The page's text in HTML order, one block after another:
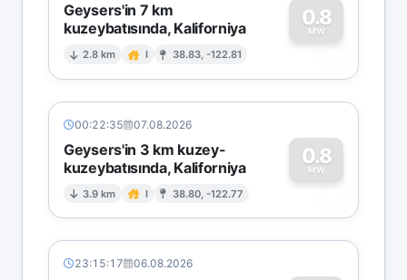
Geysers'in 7 km
kuzeybatısında, Kaliforniya
2.8 km I 38.83, -122.81
0.8
MW
0
00:22:35 07.08.2026
Geysers'in 3 km kuzey-
kuzeybatısında, Kaliforniya
3.9 km I 38.80, -122.77
0.8
MW
0
23:15:17 06.08.2026